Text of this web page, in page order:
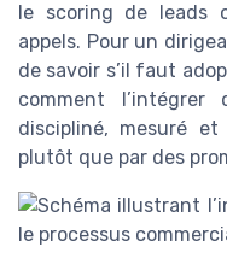
le scoring de leads
appels. Pour un
de savoir s’il faut
comment
discipliné, mesuré
plutôt que par des